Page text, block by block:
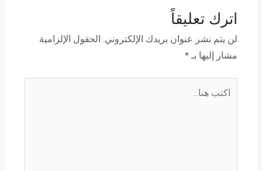
اترك تعليقاً
لن يتم نشر عنوان بريدك الإلكتروني. الحقول الإلزامية
مشار إليها بـ*